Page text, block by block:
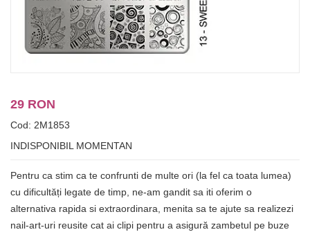
29 RON
Cod: 2M1853
INDISPONIBIL MOMENTAN
Pentru ca stim ca te confrunti de multe ori (la fel ca toata lumea)
cu dificultăți legate de timp, ne-am gandit sa iti oferim o
alternativa rapida si extraordinara, menita sa te ajute sa realizezi
nail-art-uri reusite cat ai clipi pentru a asigură zambetul pe buze